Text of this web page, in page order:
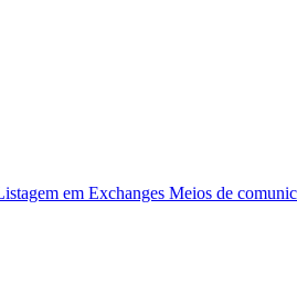
em Exchanges Meios de